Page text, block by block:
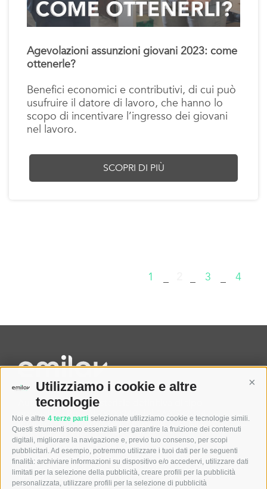
Utilizziamo i cookie e altre
tecnologie
Noi e altre 4 terze parti selezionate utilizziamo cookie e tecnologie simili.
Questi strumenti sono essenziali per garantire la fruizione dei contenuti
digitali, migliorare la navigazione e, previo tuo consenso, per scopi
pubblicitari. Ad esempio, potremmo utilizzare i tuoi dati per le seguenti
finalità: archiviare informazioni su dispositivo e/o accedervi, utilizzare dati
limitati per la selezione della pubblicità, creare profili per la pubblicità
personalizzata, utilizzare profili per la selezione di pubblicità
Agevolazioni assunzioni giovani 2023: come
ottenerle?
Benefici economici e contributivi, di cui può
usufruire il datore di lavoro, che hanno lo
scopo di incentivare l’ingresso dei giovani
nel lavoro.
SCOPRI DI PIÙ
1 – – 3 – 4
Autorizzazione Ministeriale definitiva di tipo
generalista Prot. N. 0000240 del 26/07/2024
Registro delle Imprese di Milano REA n° MI-2640770 –
P.IVA e Cod. Fisc. 12105550961
Capitale sociale I.V. € 600.000
Menu